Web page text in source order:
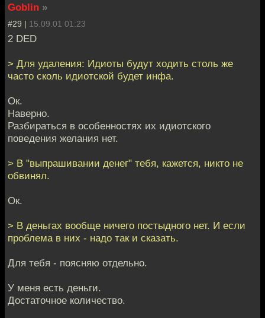
Goblin »
#29 | 15.09.01 01:23
2 DED
> Для удаления: Идиоты будут ходить столь же
часто сколь идиотской будет инфа.
Ок.
Наверно.
Разбираться в особенностях их идиотского
поведения желания нет.
> В "выпрашивании денег" тебя, кажется, никто не
обвинял.
Ок.
> В деньгах вообще ничего постыдного нет. И если
проблема в них - надо так и сказать.
Для тебя - поясняю отдельно.
У меня есть деньги.
Достаточное количество.